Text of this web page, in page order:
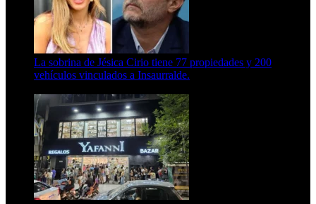
La sobrina de Jésica Cirio tiene 77 propiedades y 200
vehículos vinculados a Insaurralde.